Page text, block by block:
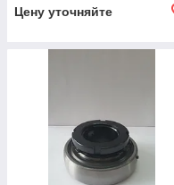
Цену уточняйте